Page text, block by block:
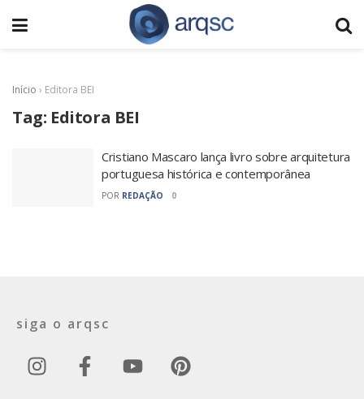
Início › Editora BEI
Tag: Editora BEI
Cristiano Mascaro lança livro sobre arquitetura
portuguesa histórica e contemporânea
POR REDAÇÃO 0
siga o arqsc